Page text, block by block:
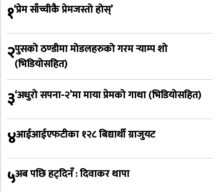
१‘प्रेम साँच्चीकै प्रेमजस्तो होस्’
२पुसको ठण्डीमा मोडलहरुको गरम र्‍याम्प शो
(भिडियोसहित)
३‘अधुरो सपना-२’मा माया प्रेमको गाथा (भिडियोसहित)
४आईआईएफटीका १२८ बिद्यार्थी ग्राजुयट
५अब पछि हट्दिनँ : दिवाकर थापा